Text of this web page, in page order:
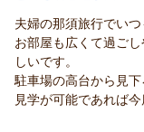
ホテル・フロラシオン
平素は格別のご愛顧
先般もホテル・フロ
申し上げます。
この度は満点のご評
夫婦の那須旅行でいつ
お部屋も広くて過ご
しいです。
駐車場の高台から見下
見学が可能であれば